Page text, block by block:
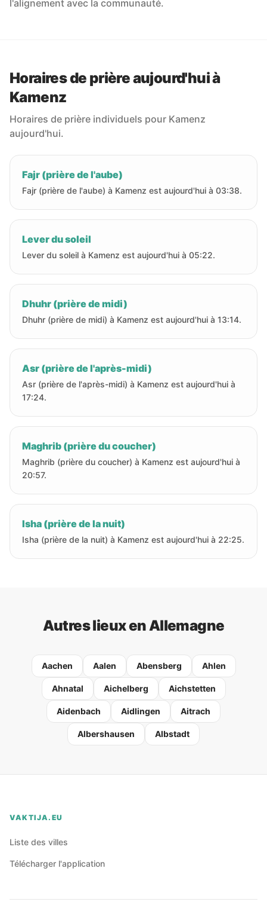
l'alignement avec la communauté.
Horaires de prière aujourd'hui à
Kamenz
Horaires de prière individuels pour Kamenz
aujourd'hui.
Fajr (prière de l'aube)
Fajr (prière de l'aube) à Kamenz est aujourd'hui à 03:38.
Lever du soleil
Lever du soleil à Kamenz est aujourd'hui à 05:22.
Dhuhr (prière de midi)
Dhuhr (prière de midi) à Kamenz est aujourd'hui à 13:14.
Asr (prière de l'après-midi)
Asr (prière de l'après-midi) à Kamenz est aujourd'hui à
17:24.
Maghrib (prière du coucher)
Maghrib (prière du coucher) à Kamenz est aujourd'hui à
20:57.
Isha (prière de la nuit)
Isha (prière de la nuit) à Kamenz est aujourd'hui à 22:25.
Autres lieux en Allemagne
Aachen Aalen Abensberg Ahlen
Ahnatal Aichelberg Aichstetten
Aidenbach Aidlingen Aitrach
Albershausen Albstadt
VAKTIJA.EU
Liste des villes
Télécharger l'application